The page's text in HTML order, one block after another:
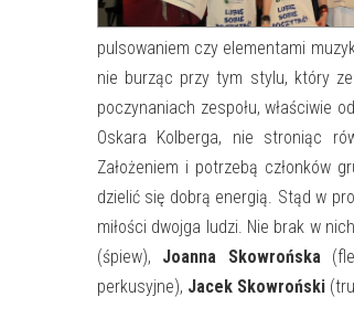
pulsowaniem czy elementami
nie burząc przy tym stylu, który
poczynaniach zespołu, właściwie
Oskara Kolberga, nie stroniąc
Założeniem i potrzebą członków
dzielić się dobrą energią. Stąd w
miłości dwojga ludzi. Nie brak w
(śpiew), Joanna Skowrońska
perkusyjne), Jacek Skowroński